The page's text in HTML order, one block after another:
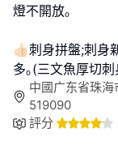
燈不開放｡
👍🏻刺身拼盤;刺
多｡(三文魚厚切
中國广东省珠
519090
評分